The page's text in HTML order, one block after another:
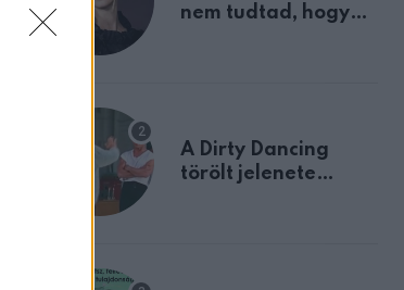
nem tudtad, hogy
A Dirty Dancing
törölt jelenete